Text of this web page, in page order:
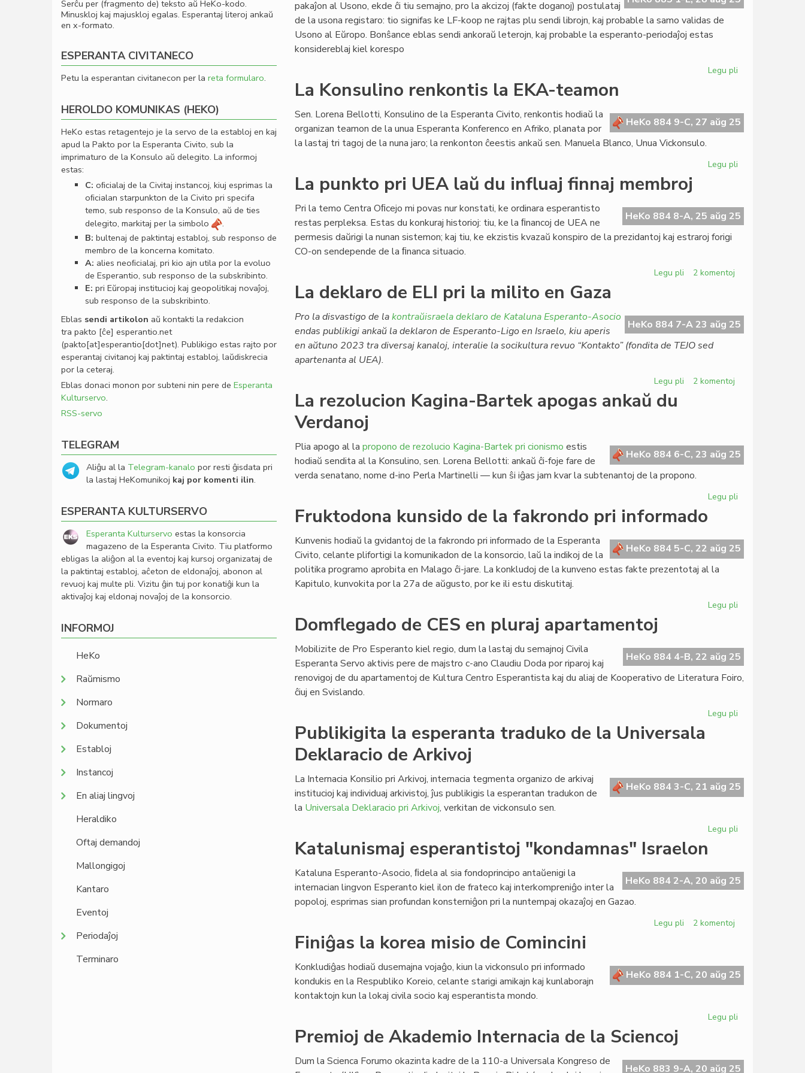
pakaĵon al Usono, ekde ĉi tiu semajno, pro la akcizoj (fakte doganoj) postulataj
de la usona registaro: tio signifas ke LF-koop ne rajtas plu sendi librojn, kaj probable la samo validas de
Usono al Eŭropo. Bonŝance eblas sendi ankoraŭ leterojn, kaj probable la esperanto-periodaĵoj estas
konsidereblaj kiel korespo
Legu pli
al
Usono
La Konsulino renkontis la EKA-teamon
HeKo 884 9-C, 27 aŭg 25
Sen. Lorena Bellotti, Konsulino de la Esperanta Civito, renkontis hodiaŭ la
organizan teamon de la unua Esperanta Konferenco en Afriko, planata por
la lastaj tri tagoj de la nuna jaro; la renkonton ĉeestis ankaŭ sen. Manuela Blanco, Unua Vickonsulo.
Legu pli
la
EKA-
La punkto pri UEA laŭ du influaj finnaj membroj
HeKo 884 8-A, 25 aŭg 25
Pri la temo Centra Oﬁcejo mi povas nur konstati, ke ordinara esperantisto
restas perpleksa. Estas du konkuraj historioj: tiu, ke la ﬁnancoj de UEA ne
permesis daŭrigi la nunan sistemon; kaj tiu, ke ekzistis kvazaŭ konspiro de la prezidantoj kaj estraroj forigi
CO-on sendepende de la ﬁnanca situacio.
Legu pli
UEA
laŭ
du
membroj
2 komentoj
La deklaro de ELI pri la milito en Gaza
HeKo 884 7-A 23 aŭg 25
Pro la disvastigo de lakontraŭisraela deklaro de Kataluna Esperanto-Asocio
endas publikigi ankaŭ la deklaron de Esperanto-Ligo en Israelo, kiu aperis
en aŭtuno 2023 tra diversaj kanaloj, interalie la socikultura revuo “Kontakto” (fondita de TEJO sed
apartenanta al UEA).
Legu pli
pri
la
en
2 komentoj
La rezolucion Kagina-Bartek apogas ankaŭ du
Verdanoj
HeKo 884 6-C, 23 aŭg 25
Plia apogo al la propono de rezolucio Kagina-Bartek pri cionismo estis
hodiaŭ sendita al la Konsulino, sen. Lorena Bellotti: ankaŭ ĉi-foje fare de
verda senatano, nome d-ino Perla Martinelli — kun ŝi iĝas jam kvar la subtenantoj de la propono.
Legu pli
Bartek
apogas
Fruktodona kunsido de la fakrondo pri informado
HeKo 884 5-C, 22 aŭg 25
Kunvenis hodiaŭ la gvidantoj de la fakrondo pri informado de la Esperanta
Civito, celante plifortigi la komunikadon de la konsorcio, laŭ la indikoj de la
politika programo aprobita en Malago ĉi-jare. La konkludoj de la kunveno estas fakte prezentotaj al la
Kapitulo, kunvokita por la 27a de aŭgusto, por ke ili estu diskutitaj.
Legu pli
la
fakrondo
pri
Domflegado de CES en pluraj apartamentoj
HeKo 884 4-B, 22 aŭg 25
Mobilizite de Pro Esperanto kiel regio, dum la lastaj du semajnoj Civila
Esperanta Servo aktivis pere de majstro c-ano Claudiu Doda por riparoj kaj
renovigoj de du apartamentoj de Kultura Centro Esperantista kaj du aliaj de Kooperativo de Literatura Foiro,
ĉiuj en Svislando.
Legu pli
pluraj
apartamentoj
Publikigita la esperanta traduko de la Universala
Deklaracio de Arkivoj
HeKo 884 3-C, 21 aŭg 25
La Internacia Konsilio pri Arkivoj, internacia tegmenta organizo de arkivaj
institucioj kaj individuaj arkivistoj, ĵus publikigis la esperantan tradukon de
la Universala Deklaracio pri Arkivoj, verkitan de vickonsulo sen.
Legu pli
traduko
de
Katalunismaj esperantistoj "kondamnas" Israelon
HeKo 884 2-A, 20 aŭg 25
Kataluna Esperanto-Asocio, ﬁdela al sia fondoprincipo antaŭenigi la
internacian lingvon Esperanto kiel ilon de frateco kaj interkompreniĝo inter la
popoloj, esprimas sian profundan konsterniĝon pri la nuntempaj okazaĵoj en Gazao.
Legu pli
Israelon
2 komentoj
Finiĝas la korea misio de Comincini
HeKo 884 1-C, 20 aŭg 25
Konkludiĝas hodiaŭ dusemajna vojaĝo, kiun la vickonsulo pri informado
kondukis en la Respubliko Koreio, celante starigi amikajn kaj kunlaborajn
kontaktojn kun la lokaj civila socio kaj esperantista mondo.
Legu pli
misio
Premioj de Akademio Internacia de la Sciencoj
HeKo 883 9-A, 20 aŭg 25
Dum la Scienca Forumo okazinta kadre de la 110-a Universala Kongreso de
Serĉu per (fragmento de) teksto aŭ HeKo-kodo.
Minuskloj kaj majuskloj egalas. Esperantaj literoj ankaŭ
en x-formato.
ESPERANTA CIVITANECO
Petu la esperantan civitanecon per la reta formularo.
HEROLDO KOMUNIKAS (HEKO)
HeKo estas retagentejo je la servo de la establoj en kaj
apud la Pakto por la Esperanta Civito, sub la
imprimaturo de la Konsulo aŭ delegito. La informoj
estas:
C: oﬁcialaj de la Civitaj instancoj, kiuj esprimas la
oﬁcialan starpunkton de la Civito pri specifa
temo, sub responso de la Konsulo, aŭ de ties
delegito, markitaj per la simbolo
.
B: bultenaj de paktintaj establoj, sub responso de
membro de la koncerna komitato.
A: alies neoﬁcialaj, pri kio ajn utila por la evoluo
de Esperantio, sub responso de la subskribinto.
E: pri Eŭropaj institucioj kaj geopolitikaj novaĵoj,
sub responso de la subskribinto.
Eblas sendi artikolon aŭ kontakti la redakcion
tra pakto [ĉe] esperantio.net
(pakto[at]esperantio[dot]net). Publikigo estas rajto por
esperantaj civitanoj kaj paktintaj establoj, laŭdiskrecia
por la ceteraj.
Eblas donaci monon por subteni nin pere de Esperanta
Kulturservo.
RSS-servo
TELEGRAM
Aliĝu al la Telegram-kanalo por resti ĝisdata pri
la lastaj HeKomunikoj kaj por komenti ilin.
ESPERANTA KULTURSERVO
Esperanta Kulturservo estas la konsorcia
magazeno de la Esperanta Civito. Tiu platformo
ebligas la aliĝon al la eventoj kaj kursoj organizataj de
la paktintaj establoj, aĉeton de eldonaĵoj, abonon al
revuoj kaj multe pli. Vizitu ĝin tuj por konatiĝi kun la
aktivaĵoj kaj eldonaj novaĵoj de la konsorcio.
INFORMOJ
HeKo
Raŭmismo
Normaro
Dokumentoj
Establoj
Instancoj
En aliaj lingvoj
Heraldiko
Oftaj demandoj
Mallongigoj
Kantaro
Eventoj
Periodaĵoj
Terminaro